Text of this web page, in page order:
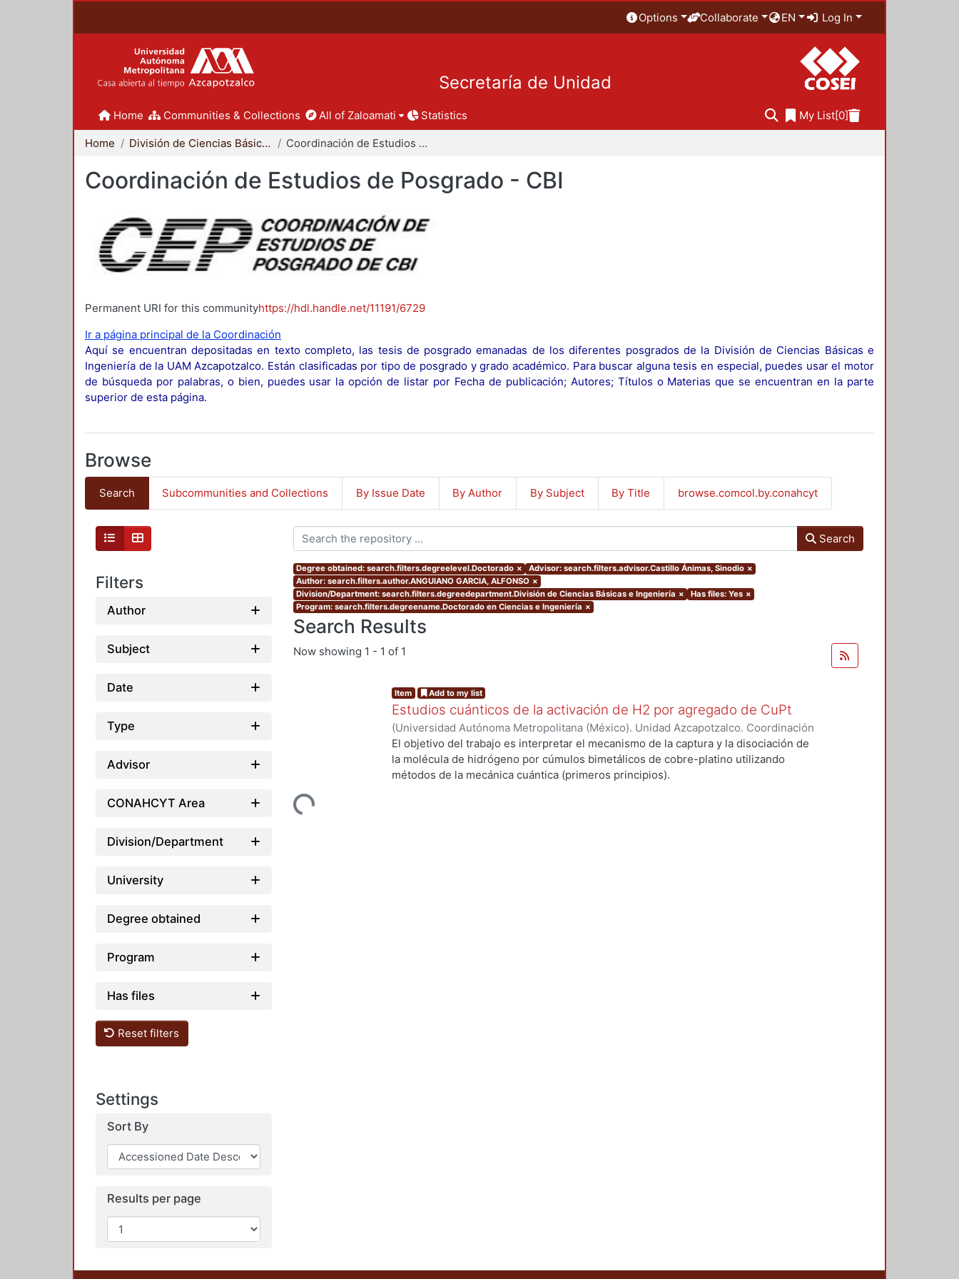
Options Collaborate EN Log In
Secretaría de Unidad
Home Communities & Collections All of Zaloamati Statistics My List[0]
Home División de Ciencias Básicas e Ingeniería Coordinación de Estudios de Posgrado - CBI
Coordinación de Estudios de Posgrado - CBI
Permanent URI for this communityhttps://hdl.handle.net/11191/6729
Ir a página principal de la Coordinación
Aquí se encuentran depositadas en texto completo, las tesis de posgrado emanadas de los diferentes posgrados de la División de Ciencias Básicas e
Ingeniería de la UAM Azcapotzalco. Están clasificadas por tipo de posgrado y grado académico. Para buscar alguna tesis en especial, puedes usar el motor
de búsqueda por palabras, o bien, puedes usar la opción de listar por Fecha de publicación; Autores; Títulos o Materias que se encuentran en la parte
superior de esta página.
Browse
Search Subcommunities and Collections By Issue Date By Author By Subject By Title browse.comcol.by.conahcyt
Filters
Author
Subject
Date
Type
Advisor
CONAHCYT Area
Division/Department
University
Degree obtained
Program
Has files
Reset filters
Settings
Sort By
Results per page
Search
Degree obtained: search.filters.degreelevel.Doctorado × Advisor: search.filters.advisor.Castillo Ánimas, Sinodio ×
Author: search.filters.author.ANGUIANO GARCIA, ALFONSO ×
Division/Department: search.filters.degreedepartment.División de Ciencias Básicas e Ingeniería × Has files: Yes ×
Program: search.filters.degreename.Doctorado en Ciencias e Ingeniería ×
Search Results
Now showing 1 - 1 of 1
Loading...
Item Add to my list
Estudios cuánticos de la activación de H2 por agregado de CuPt
(Universidad Autónoma Metropolitana (México). Unidad Azcapotzalco. Coordinación
de Servicios de Información.,2004-03 )ANGUIANO GARCIA, ALFONSO
El objetivo del trabajo es interpretar el mecanismo de la captura y la disociación de
la molécula de hidrógeno por cúmulos bimetálicos de cobre-platino utilizando
métodos de la mecánica cuántica (primeros principios).